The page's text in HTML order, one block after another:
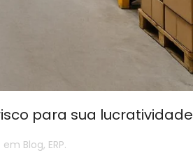
para sua lucratividade
em Blog, ERP.